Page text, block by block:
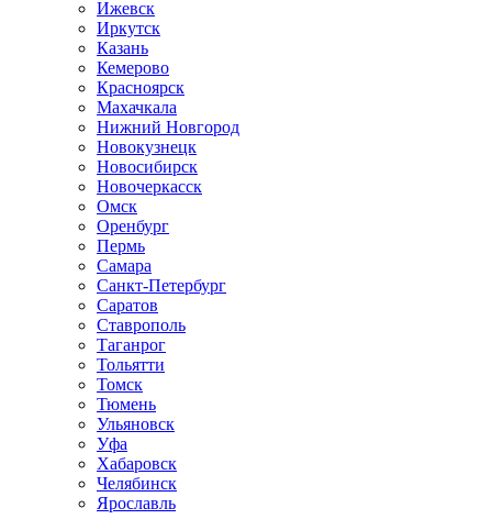
Ижевск
Иркутск
Казань
Кемерово
Красноярск
Махачкала
Нижний Новгород
Новокузнецк
Новосибирск
Новочеркаcск
Омск
Оренбург
Пермь
Самара
Санкт-Петербург
Саратов
Ставрополь
Таганрог
Тольятти
Томск
Тюмень
Ульяновск
Уфа
Хабаровск
Челябинск
Ярославль